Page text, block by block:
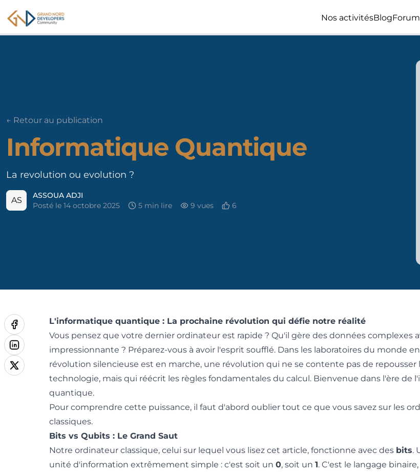
GNDC
Nos activitésBlogForum
← Retour au publication
Informatique Quantique
La revolution ou evolution ?
AS
ASSOUA ADJI
Posté le 14 octobre 2025 5 min lire 9 vues 6
L'informatique quantique : La prochaine révolution qui défie notre réalité
Vous pensez que votre dernier ordinateur est rapide ? Qu'il gère des données complexes
impressionnante ? Préparez-vous à avoir l'esprit soufflé. Dans les laboratoires du monde
révolution silencieuse est en marche, une révolution qui ne se contente pas de repousser
technologie, mais qui réécrit les règles fondamentales du calcul. Bienvenue dans l'ère de
quantique.
Pour comprendre cette puissance, il faut d'abord oublier tout ce que vous savez sur les
classiques.
Bits vs Qubits : Le Grand Saut
Notre ordinateur classique, celui sur lequel vous lisez cet article, fonctionne avec des bits.
unité d'information extrêmement simple : c'est soit un 0, soit un 1. C'est le langage